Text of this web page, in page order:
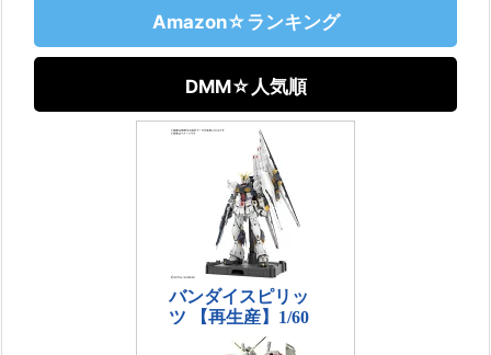
Amazon☆ランキング
DMM☆人気順